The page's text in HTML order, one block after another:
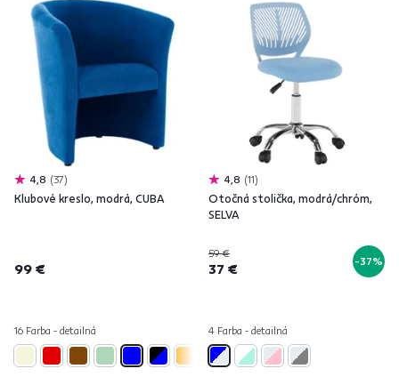
4,8 37
Klubové kreslo, modrá, CUBA
99 €
16 Farba - detailná
4,8 11
Otočná stolička, modrá/chróm,
SELVA
59 €
37 € -37%
4 Farba - detailná